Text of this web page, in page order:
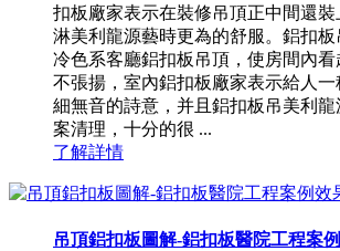
扣板廠家表示在裝修吊頂正中間還裝
淋美利龍源藝時更為的舒服。鋁扣
冷色系客廳鋁扣板吊頂，使房間內看
不張揚，室內鋁扣板廠家表示給人
細無音的詩意，并且鋁扣板吊美利龍
案清理，十分的很 ...
了解詳情
吊頂鋁扣板圖解-鋁扣板醫院工程案